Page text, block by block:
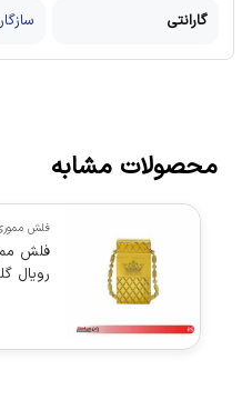
گارانتی سازگار
محصولات مشابه
فلش
فلش